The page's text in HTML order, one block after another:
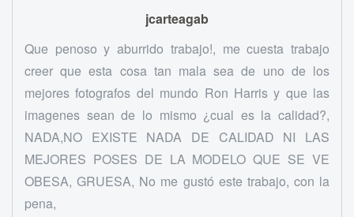
jcarteagab
Que penoso y aburrido trabajo!, me cuesta trabajo
creer que esta cosa tan mala sea de uno de los
mejores fotografos del mundo Ron Harris y que las
imagenes sean de lo mismo ¿cual es la calidad?,
NADA,NO EXISTE NADA DE CALIDAD NI LAS
MEJORES POSES DE LA MODELO QUE SE VE
OBESA, GRUESA, No me gustó este trabajo, con la
pena,